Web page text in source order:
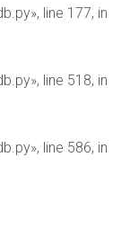
line 177, in
line 518, in
line 586, in